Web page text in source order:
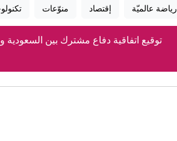
رياضة عالميّة إقتصاد منوّعات
توقيع اتفاقية دفاع مشترك بين السعودية
السعودية وتركيا وباكستان توقع "اتفاقية